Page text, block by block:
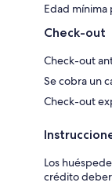
Edad mínima
Check-out
Check-out
Se cobra un
Check-out
Los
crédito